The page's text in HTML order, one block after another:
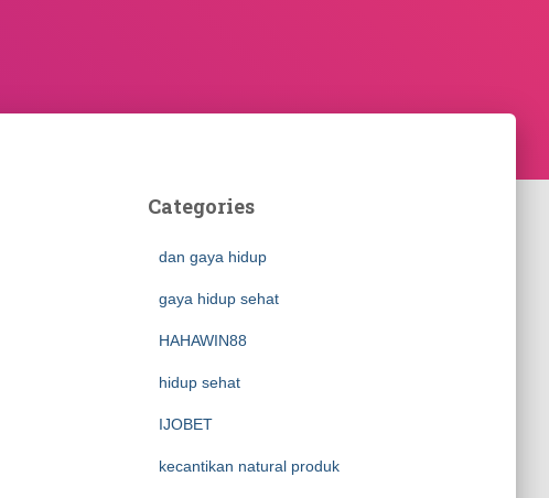
Categories
dan gaya hidup
gaya hidup sehat
HAHAWIN88
hidup sehat
IJOBET
kecantikan natural produk